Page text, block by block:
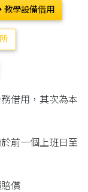
教學設備借用
借用，其次為本
前一個上班日至
償